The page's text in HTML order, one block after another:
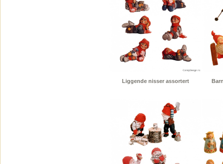
Liggende nisser assortert